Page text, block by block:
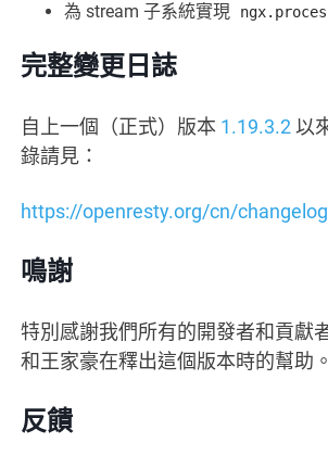
為 stream 子系統實現
完整變更日誌
自上一個（正式）版本 1.19.3.2以
錄請見：
https://openresty.org/cn/
鳴謝
特別感謝我們所有的開發者和貢獻
和王家豪在釋出這個版本時的幫助。
反饋